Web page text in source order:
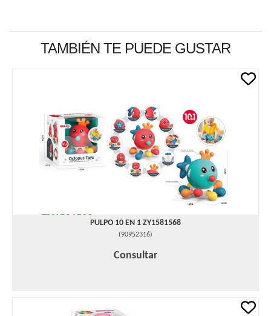
TAMBIÉN TE PUEDE GUSTAR
PULPO 10 EN 1 ZY1581568
(90952316)
Consultar